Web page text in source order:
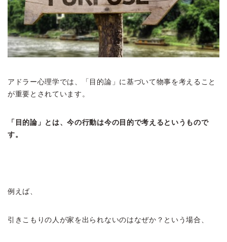
アドラー心理学では、「目的論」に基づいて物事を考えること
が重要とされています。
「目的論」とは、今の行動は今の目的で考えるというもので
す。
例えば、
引きこもりの人が家を出られないのはなぜか？という場合、